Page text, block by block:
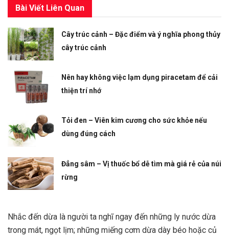
Bài Viết Liên Quan
Cây trúc cảnh – Đặc điểm và ý nghĩa phong thủy
cây trúc cảnh
Nên hay không việc lạm dụng piracetam để cải
thiện trí nhớ
Tỏi đen – Viên kim cương cho sức khỏe nếu
dùng đúng cách
Đẳng sâm – Vị thuốc bổ dễ tìm mà giá rẻ của núi
rừng
Nhắc đến dừa là người ta nghĩ ngay đến những ly nước dừa
trong mát, ngọt lịm; những miếng cơm dừa dày béo hoặc củ